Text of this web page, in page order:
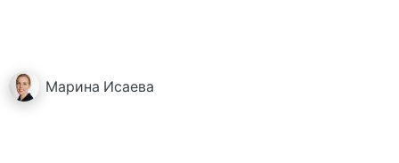
Марина Исаева